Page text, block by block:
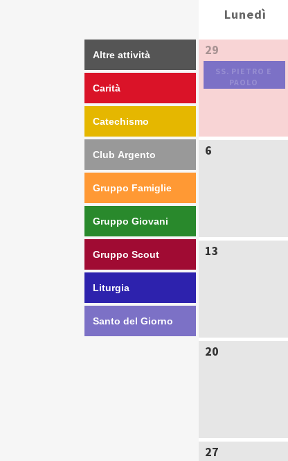
CALENDARIO
Altre attività
Carità
Catechismo
Club Argento
Gruppo Famiglie
Gruppo Giovani
Gruppo Scout
Liturgia
Santo del Giorno
Lunedì
29
SS. PIETRO E
PAOLO
6
13
20
27